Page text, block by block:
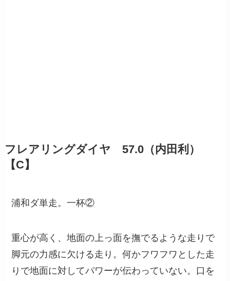
フレアリングダイヤ 57.0（内田利）
【C】
浦和ダ単走。一杯②
重心が高く、地面の上っ面を撫でるような走りで
脚元の力感に欠ける走り。何かフワフワとした走
りで地面に対してパワーが伝わっていない。口を